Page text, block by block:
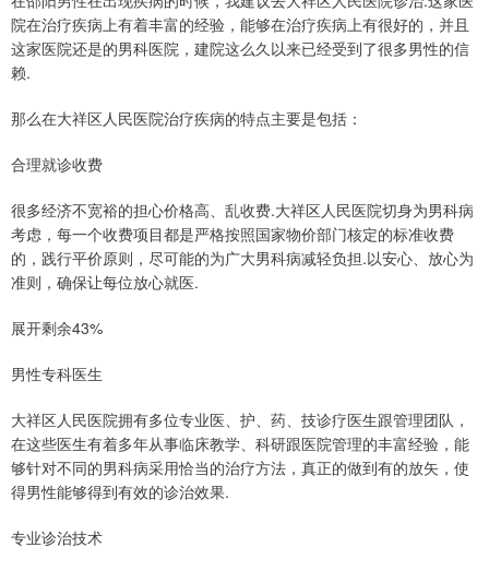
院在治疗疾病上有着丰富的经验，能够在治疗疾病上有很好的，并且
这家医院还是的男科医院，建院这么久以来已经受到了很多男性的信
赖.
那么在大祥区人民医院治疗疾病的特点主要是包括：
合理就诊收费
很多经济不宽裕的担心价格高、乱收费.大祥区人民医院切身为男科病
考虑，每一个收费项目都是严格按照国家物价部门核定的标准收费
的，践行平价原则，尽可能的为广大男科病减轻负担.以安心、放心为
准则，确保让每位放心就医.
展开剩余43%
男性专科医生
大祥区人民医院拥有多位专业医、护、药、技诊疗医生跟管理团队，
在这些医生有着多年从事临床教学、科研跟医院管理的丰富经验，能
够针对不同的男科病采用恰当的治疗方法，真正的做到有的放矢，使
得男性能够得到有效的诊治效果.
专业诊治技术